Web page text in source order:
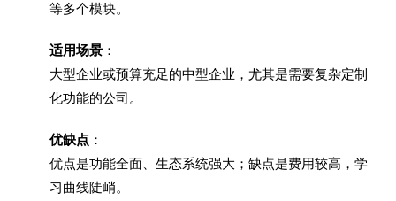
等多个模块。
适用场景 ：
大型企业或预算充足的中型企业，尤其是需要复杂定制
化功能的公司。
优缺点 ：
优点是功能全面、生态系统强大；缺点是费用较高，学
习曲线陡峭。